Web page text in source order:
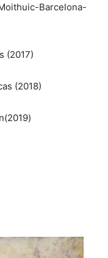
Barcelona-
(2017)
(2018)